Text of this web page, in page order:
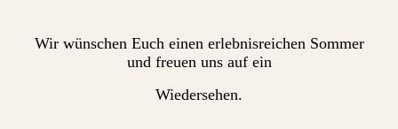
Wir wünschen Euch einen erlebnisreichen Sommer
und freuen uns auf ein
Wiedersehen.